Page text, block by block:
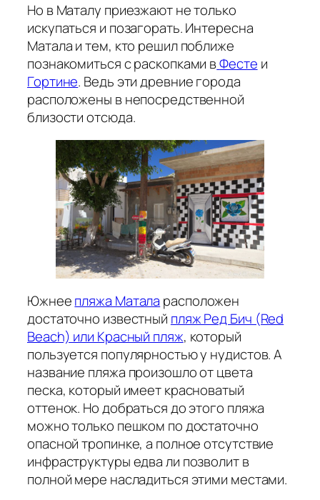
Но в Маталу приезжают не только
искупаться и позагорать. Интересна
Матала и тем, кто решил поближе
познакомиться с раскопками вФесте и
Гортине. Ведь эти древние города
расположены в непосредственной
близости отсюда.
Южнеепляжа Матала расположен
достаточно известный пляж Ред Бич (Red
Beach) или Красный пляж, который
пользуется популярностью у нудистов. А
название пляжа произошло от цвета
песка, который имеет красноватый
оттенок. Но добраться до этого пляжа
можно только пешком по достаточно
опасной тропинке, а полное отсутствие
инфраструктуры едва ли позволит в
полной мере насладиться этими местами.